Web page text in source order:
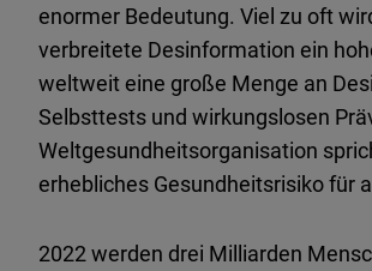
enormer Bedeutung. Viel zu oft
verbreitete Desinformation ein
weltweit eine große Menge an
Selbsttests und wirkungslosen
Weltgesundheitsorganisation
erhebliches Gesundheitsrisiko für
2022 werden drei Milliarden